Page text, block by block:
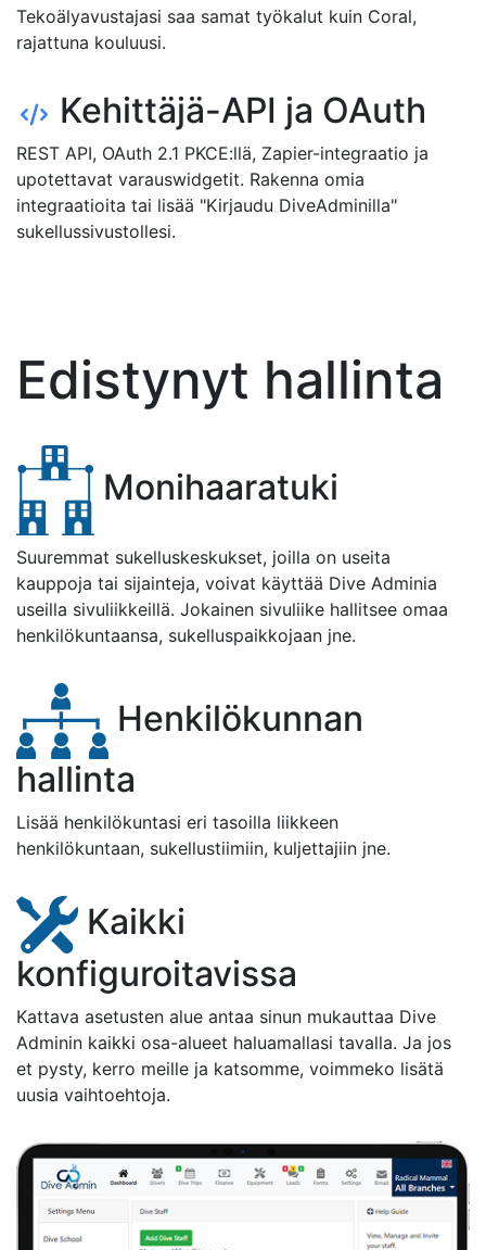
Tekoälyavustajasi saa samat työkalut kuin Coral,
rajattuna kouluusi.
Kehittäjä-API ja OAuth
REST API, OAuth 2.1 PKCE:llä, Zapier-integraatio ja
upotettavat varauswidgetit. Rakenna omia
integraatioita tai lisää "Kirjaudu DiveAdminilla"
sukellussivustollesi.
Edistynyt hallinta
Monihaaratuki
Suuremmat sukelluskeskukset, joilla on useita
kauppoja tai sijainteja, voivat käyttää Dive Adminia
useilla sivuliikkeillä. Jokainen sivuliike hallitsee omaa
henkilökuntaansa, sukelluspaikkojaan jne.
Henkilökunnan
hallinta
Lisää henkilökuntasi eri tasoilla liikkeen
henkilökuntaan, sukellustiimiin, kuljettajiin jne.
Kaikki
konfiguroitavissa
Kattava asetusten alue antaa sinun mukauttaa Dive
Adminin kaikki osa-alueet haluamallasi tavalla. Ja jos
et pysty, kerro meille ja katsomme, voimmeko lisätä
uusia vaihtoehtoja.